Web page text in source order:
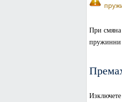
При смяна
Изключете